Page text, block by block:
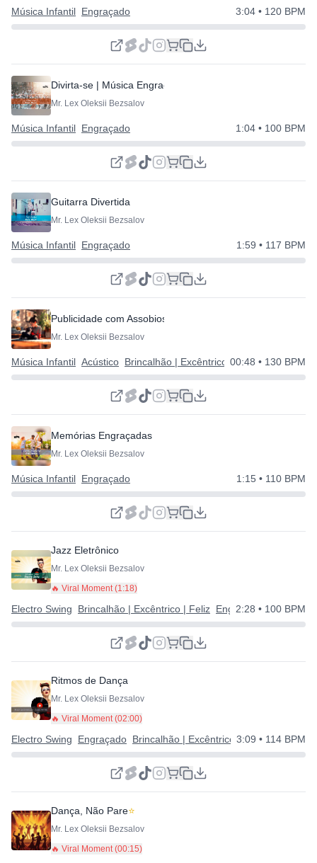
Música Infantil Engraçado 3:04 • 120 BPM
Divirta-se | Música Engraçada
Mr. Lex Oleksii Bezsalov
Música Infantil Engraçado 1:04 • 100 BPM
Guitarra Divertida
Mr. Lex Oleksii Bezsalov
Música Infantil Engraçado 1:59 • 117 BPM
Publicidade com Assobios | Gentil e Simples
Mr. Lex Oleksii Bezsalov
Música Infantil Acústico Brincalhão | Excêntrico | Feliz
00:48 • 130 BPM
Memórias Engraçadas
Mr. Lex Oleksii Bezsalov
Música Infantil Engraçado 1:15 • 110 BPM
Jazz Eletrônico
Mr. Lex Oleksii Bezsalov
🔥 Viral Moment (1:18)
Electro Swing Brincalhão | Excêntrico | Feliz Engraçado
2:28 • 100 BPM
Ritmos de Dança
Mr. Lex Oleksii Bezsalov
🔥 Viral Moment (02:00)
Electro Swing Engraçado Brincalhão | Excêntrico | Feliz
3:09 • 114 BPM
Dança, Não Pare⭐
Mr. Lex Oleksii Bezsalov
🔥 Viral Moment (00:15)